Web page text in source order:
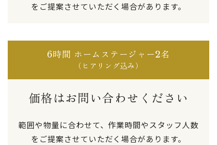
を ご提案させていただく場合があります。
6時間 ホームステージャー2名
（ヒアリング込み）
価格はお問い合わせください
範囲や物量に合わせて、作業時間やスタッフ人数
を ご提案させていただく場合があります。